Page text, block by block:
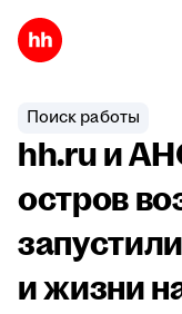
Поиск работы
hh.ru и
остров
и жизни